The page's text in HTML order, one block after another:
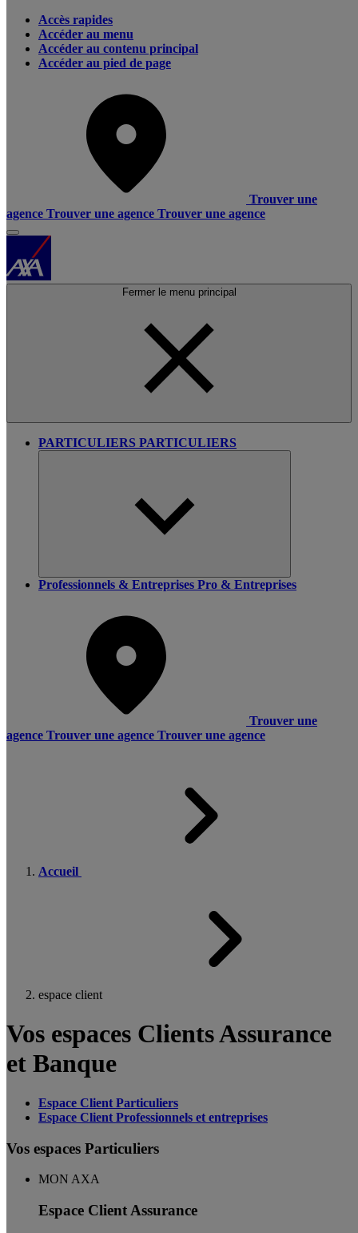
Accès rapides
Accéder au menu
Accéder au contenu principal
Accéder au pied de page
Trouver une
agence Trouver une agence Trouver une agence
Fermer le menu principal
PARTICULIERS PARTICULIERS
Professionnels & Entreprises Pro & Entreprises
Trouver une
agence Trouver une agence Trouver une agence
Accueil
espace client
Vos espaces Clients Assurance
et Banque
Espace Client Particuliers
Espace Client Professionnels et entreprises
Vos espaces Particuliers
MON AXA
Espace Client Assurance